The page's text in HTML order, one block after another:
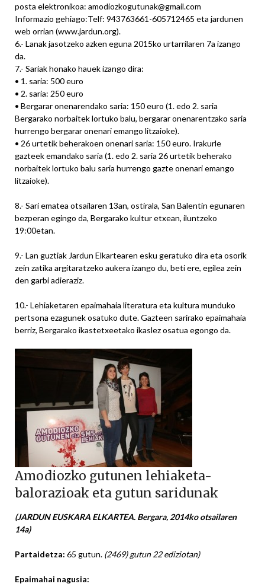
posta elektronikoa: amodiozkogutunak@gmail.com
Informazio gehiago:Telf: 943763661-605712465 eta jardunen
web orrian (www.jardun.org).
6.- Lanak jasotzeko azken eguna 2015ko urtarrilaren 7a izango
da.
7.- Sariak honako hauek izango dira:
• 1. saria: 500 euro
• 2. saria: 250 euro
• Bergarar onenarendako saria: 150 euro (1. edo 2. saria
Bergarako norbaitek lortuko balu, bergarar onenarentzako saria
hurrengo bergarar onenari emango litzaioke).
• 26 urtetik beherakoen onenari saria: 150 euro. Irakurle
gazteek emandako saria (1. edo 2. saria 26 urtetik beherako
norbaitek lortuko balu saria hurrengo gazte onenari emango
litzaioke).
8.- Sari ematea otsailaren 13an, ostirala, San Balentin egunaren
bezperan egingo da, Bergarako kultur etxean, iluntzeko
19:00etan.
9.- Lan guztiak Jardun Elkartearen esku geratuko dira eta osorik
zein zatika argitaratzeko aukera izango du, beti ere, egilea zein
den garbi adieraziz.
10.- Lehiaketaren epaimahaia literatura eta kultura munduko
pertsona ezagunek osatuko dute. Gazteen sarirako epaimahaia
berriz, Bergarako ikastetxeetako ikaslez osatua egongo da.
Amodiozko gutunen lehiaketa-
balorazioak eta gutun saridunak
(JARDUN EUSKARA ELKARTEA. Bergara, 2014ko otsailaren
14a)
Partaidetza: 65 gutun. (2469) gutun 22 ediziotan)
Epaimahai nagusia: